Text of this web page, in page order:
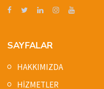
SAYFALAR
HAKKIMIZDA
HİZMETLER